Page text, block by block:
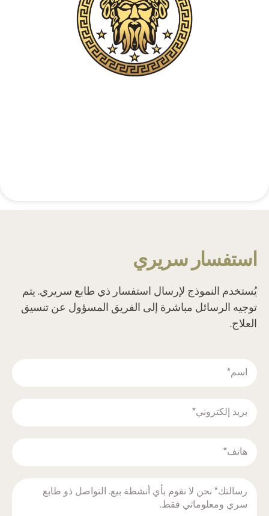
‫استفسار سريري‬
‫يُستخدم النموذج لإرسال استفسار ذي طابع سريري. يتم
توجيه الرسائل مباشرة إلى الفريق المسؤول عن تنسيق
العلاج.‬